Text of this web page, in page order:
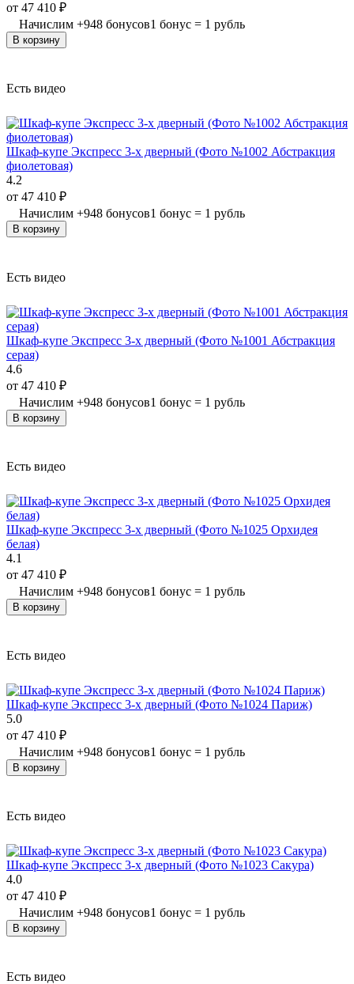
от 47 410 ₽
Начислим +948 бонусов1 бонус = 1 рубль
В корзину
Есть видео
Шкаф-купе Экспресс 3-х дверный (Фото №1002 Абстракция
фиолетовая)
4.2
от 47 410 ₽
Начислим +948 бонусов1 бонус = 1 рубль
В корзину
Есть видео
Шкаф-купе Экспресс 3-х дверный (Фото №1001 Абстракция
серая)
4.6
от 47 410 ₽
Начислим +948 бонусов1 бонус = 1 рубль
В корзину
Есть видео
Шкаф-купе Экспресс 3-х дверный (Фото №1025 Орхидея
белая)
4.1
от 47 410 ₽
Начислим +948 бонусов1 бонус = 1 рубль
В корзину
Есть видео
Шкаф-купе Экспресс 3-х дверный (Фото №1024 Париж)
5.0
от 47 410 ₽
Начислим +948 бонусов1 бонус = 1 рубль
В корзину
Есть видео
Шкаф-купе Экспресс 3-х дверный (Фото №1023 Сакура)
4.0
от 47 410 ₽
Начислим +948 бонусов1 бонус = 1 рубль
В корзину
Есть видео